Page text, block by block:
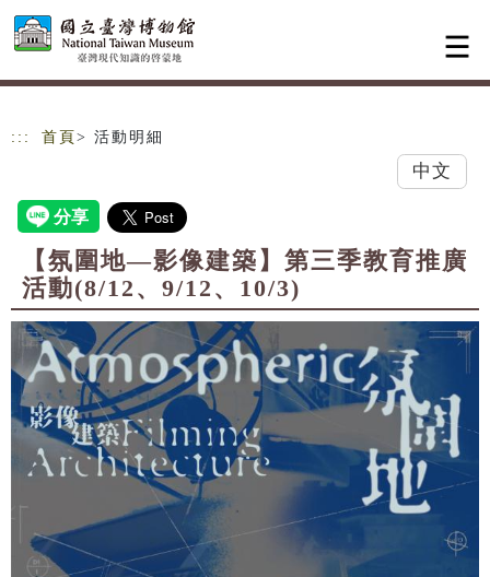
跳到主要內容
網站導覽
::: 首頁 > 活動明細
中文
【氛圍地—影像建築】第三季教育推廣
活動(8/12、9/12、10/3)